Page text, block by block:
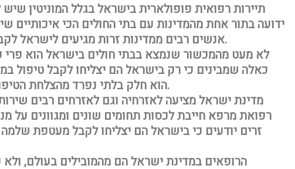
תיירות רפואית פופולארית בישראל בגלל המוניטין
ידועה בתור אחת מהמדינות עם בתי החולים הכי איכותיים
אנשים רבים ממדינות זרות מגיעים לישראל לקבל טיפול באיכות גבוהה.
לא מעט מהמכשור שנמצא בבתי חולים בישראל הוא פרי
כאלה שמבינים כי רק בישראל הם יצליחו לקבל טיפול
הוא חלק בלתי נפרד מהצלחת הטיפול, וחובה לשים אליו לב.
מדינת ישראל מציעה לאזרחיה וגם לאזרחים רבים
רפואת מרפא חייבת לכסות תחומים שונים ומגוונים על
זרים יודעים כי בישראל הם יצליחו לקבל מעטפת
הרופאים במדינת ישראל הם מהמובילים בעולם,